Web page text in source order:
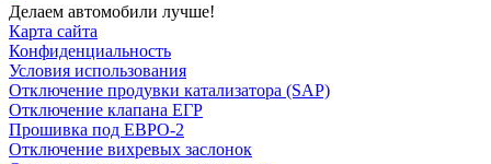
Делаем автомобили лучше!
Карта сайта
Конфиденциальность
Условия использования
Отключение продувки катализатора (SAP)
Отключение клапана ЕГР
Прошивка под ЕВРО-2
Отключение вихревых заслонок